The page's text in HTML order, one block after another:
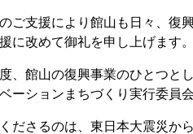
ご支援により館山も日々、復
に改めて御礼を申し上げます。
、館山の復興事業のひとつと
ベーションまちづくり実行委員
ださるのは、東日本大震災か